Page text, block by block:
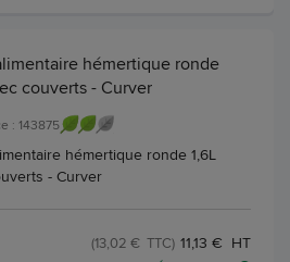
hémertique ronde
couverts - Curver
: 143875
hémertique ronde 1,6L
- Curver
11,13 € HT
(13,02 € TTC)